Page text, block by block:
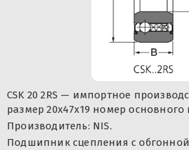
CSK 20 2RS — импортное
размер 20x47x19 номер основного
Производитель: NIS.
Подшипник сцепления с